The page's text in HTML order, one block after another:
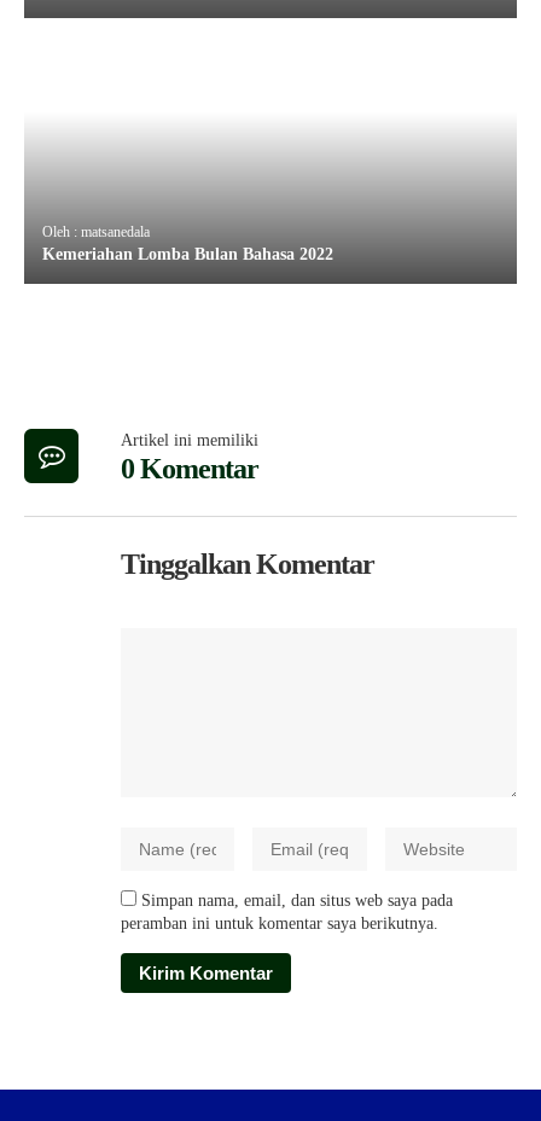
Oleh : matsanedala
Kemeriahan Lomba Bulan Bahasa 2022
Artikel ini memiliki
0 Komentar
Tinggalkan Komentar
Simpan nama, email, dan situs web saya pada
peramban ini untuk komentar saya berikutnya.